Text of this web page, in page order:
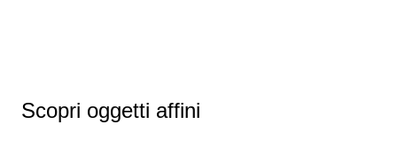
Scopri oggetti affini